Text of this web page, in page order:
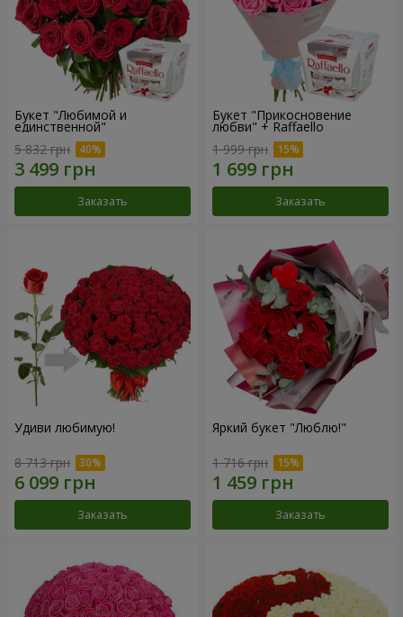
Букет "Любимой и
единственной"
5 832 грн
Заказать
Букет "Прикосновение
любви" + Raffaello
1 999 грн
Заказать
Удиви любимую!
8 713 грн
Заказать
Яркий букет "Люблю!"
1 716 грн
Заказать